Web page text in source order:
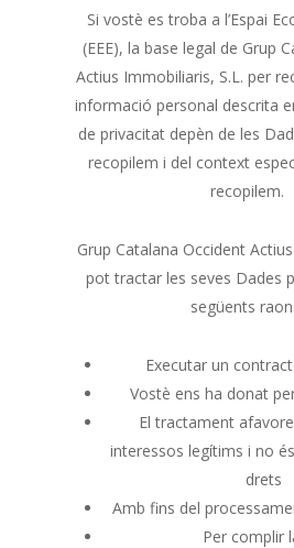
Si vostè es troba a l’Espai
(EEE), la base legal de Grup
Actius Immobiliaris, S.L. per
informació personal descrita
de privacitat depèn de les
recopilem i del context
recopilem.
Grup Catalana Occident
pot tractar les seves Dades
següents
Executar un
Vostè ens ha donat
El tractament
interessos legítims i no
drets
Amb fins del
Per complir